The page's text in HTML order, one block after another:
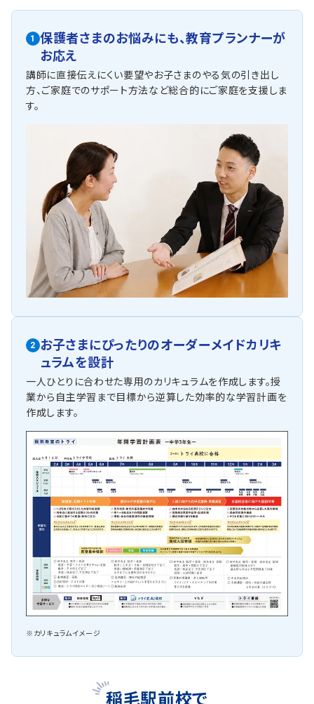
1 保護者さまのお悩みにも、教育プランナーが
お応え
講師に直接伝えにくい要望やお子さまのやる気の引き出し
方、ご家庭でのサポート方法など総合的にご家庭を支援しま
す。
2 お子さまにぴったりのオーダーメイドカリキ
ュラムを設計
一人ひとりに合わせた専用のカリキュラムを作成します。授
業から自主学習まで目標から逆算した効率的な学習計画を
作成します。
※カリキュラムイメージ
稲毛駅前校で